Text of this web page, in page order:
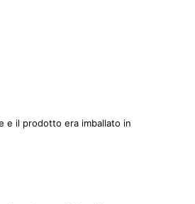
e il prodotto era imballato in